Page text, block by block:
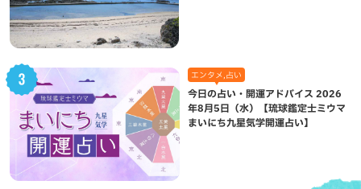
エンタメ,占い
今日の占い・開運アドバイス 2026
年8月5日（水）【琉球鑑定士ミウマ
まいにち九星気学開運占い】